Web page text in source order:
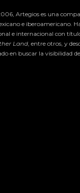
Artegios es una
e iberoamericano.
e internacional con
Land , entre otros, y
en buscar la visibilidad